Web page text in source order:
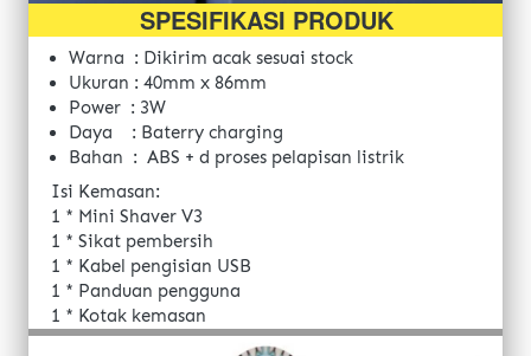
SPESIFIKASI PRODUK
Warna  : Dikirim acak sesuai stock
Ukuran : 40mm x 86mm
Power  : 3W
Daya    : Baterry charging
Bahan  : ABS + d proses pelapisan listrik
Isi Kemasan:
1 * Mini Shaver V3
1 * Sikat pembersih
1 * Kabel pengisian USB
1 * Panduan pengguna
1 * Kotak kemasan